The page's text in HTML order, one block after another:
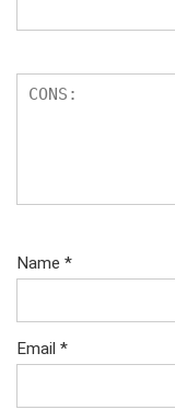
Name *
Email *